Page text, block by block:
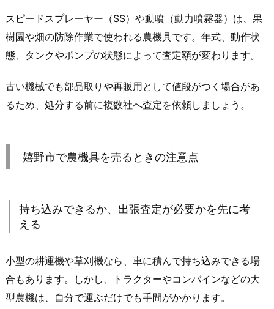
スピードスプレーヤー（SS）や動噴（動力噴霧器）は、果
樹園や畑の防除作業で使われる農機具です。年式、動作状
態、タンクやポンプの状態によって査定額が変わります。
古い機械でも部品取りや再販用として値段がつく場合があ
るため、処分する前に複数社へ査定を依頼しましょう。
嬉野市で農機具を売るときの注意点
持ち込みできるか、出張査定が必要かを先に考
える
小型の耕運機や草刈機なら、車に積んで持ち込みできる場
合もあります。しかし、トラクターやコンバインなどの大
型農機は、自分で運ぶだけでも手間がかかります。